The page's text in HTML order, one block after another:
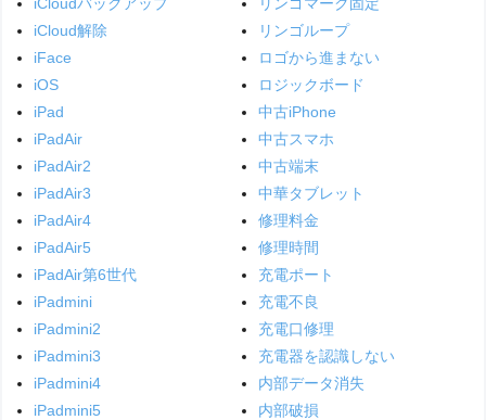
iCloud解除
iFace
iOS
iPad
iPadAir
iPadAir2
iPadAir3
iPadAir4
iPadAir5
iPadAir第6世代
iPadmini
iPadmini2
iPadmini3
iPadmini4
iPadmini5
リンゴループ
ロゴから進まない
ロジックボード
中古iPhone
中古スマホ
中古端末
中華タブレット
修理料金
修理時間
充電ポート
充電不良
充電口修理
充電器を認識しない
内部データ消失
内部破損